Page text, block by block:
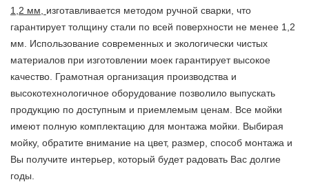
1,2 мм, изготавливается методом ручной сварки, что
гарантирует толщину стали по всей поверхности не менее 1,2
мм. Использование современных и экологически чистых
материалов при изготовлении моек гарантирует высокое
качество. Грамотная организация производства и
высокотехнологичное оборудование позволило выпускать
продукцию по доступным и приемлемым ценам. Все мойки
имеют полную комплектацию для монтажа мойки. Выбирая
мойку, обратите внимание на цвет, размер, способ монтажа и
Вы получите интерьер, который будет радовать Вас долгие
годы.